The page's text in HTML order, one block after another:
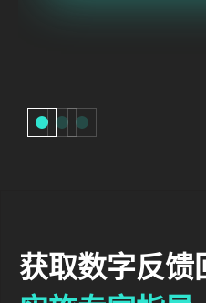
获取数字反馈